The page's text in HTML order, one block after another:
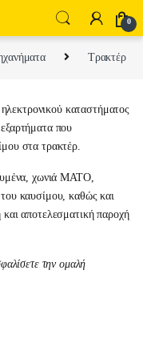
0
Τρακτέρ
καταστήματος
που
στα τρακτέρ.
χωνιά MATO,
καυσίμου, καθώς και
αποτελεσματική παροχή
την ομαλή